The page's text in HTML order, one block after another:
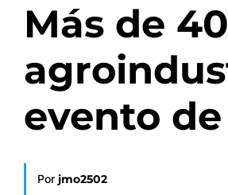
Más de
evento de
Por jmo2502